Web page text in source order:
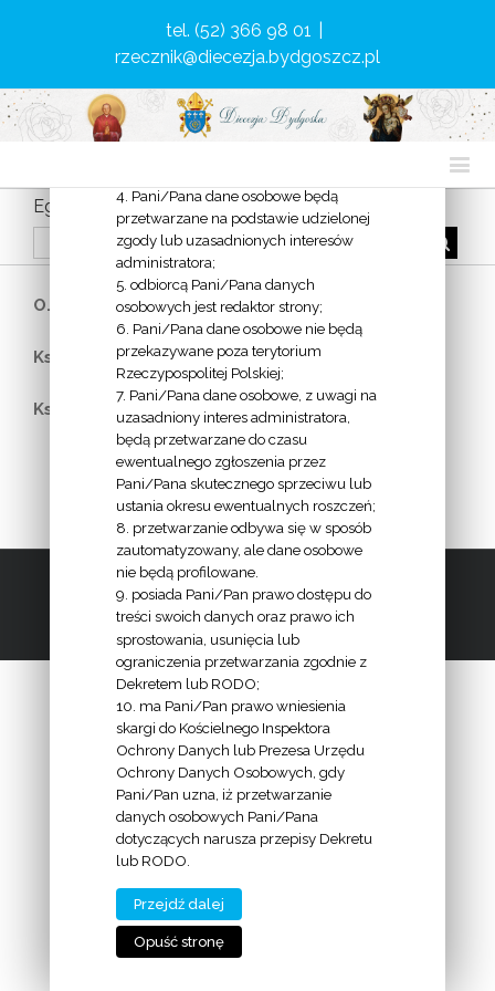
tel. (52) 366 98 01
rzecznik@diecezja.bydgoszcz.pl
Egzorcyści diecezjalni
O. Krzysztof Ferenc CSSp– tel. kom. 517 643 589
Ks. Ireneusz Śliwiński SDB – tel. kom. 665 282 151
Ks . Paweł Zimniewicz MSF – tel. kom. 783 651 261
2009 - 2016 | Diecezja Bydgoska |
FacebookYoutubeInstagram
można skonstatować się poprzez
wiadomość e-mail:
delegat@diecezja.bydgoszcz.pl;
3. Pani/Pana dane osobowe będą
przetwarzane w celu zapewnienia
bezpieczeństwa usług, w celu
4. Pani/Pana dane osobowe będą
przetwarzane na podstawie udzielonej
zgody lub uzasadnionych interesów
administratora;
5. odbiorcą Pani/Pana danych
osobowych jest redaktor strony;
6. Pani/Pana dane osobowe nie będą
przekazywane poza terytorium
Rzeczypospolitej Polskiej;
7. Pani/Pana dane osobowe, z uwagi na
uzasadniony interes administratora,
będą przetwarzane do czasu
ewentualnego zgłoszenia przez
Pani/Pana skutecznego sprzeciwu lub
ustania okresu ewentualnych roszczeń;
8. przetwarzanie odbywa się w sposób
zautomatyzowany, ale dane osobowe
nie będą profilowane.
9. posiada Pani/Pan prawo dostępu do
treści swoich danych oraz prawo ich
sprostowania, usunięcia lub
ograniczenia przetwarzania zgodnie z
Dekretem lub RODO;
10. ma Pani/Pan prawo wniesienia
skargi do Kościelnego Inspektora
Ochrony Danych lub Prezesa Urzędu
Ochrony Danych Osobowych, gdy
Pani/Pan uzna, iż przetwarzanie
danych osobowych Pani/Pana
dotyczących narusza przepisy Dekretu
lub RODO.
Przejdź dalej
Opuść stronę